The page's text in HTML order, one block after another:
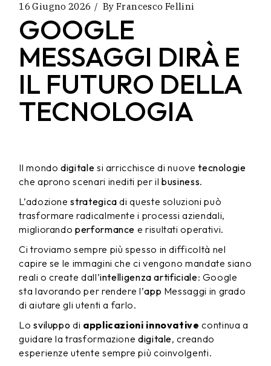
16 Giugno 2026 By Francesco Fellini
GOOGLE
MESSAGGI DIRÀ E
IL FUTURO DELLA
TECNOLOGIA
Il mondodigitale si arricchisce di nuovetecnologie
che aprono scenari inediti per ilbusiness.
L’adozionestrategica di queste soluzioni può
trasformare radicalmente i processi aziendali,
migliorandoperformance e risultati operativi.
Ci troviamo sempre più spesso in difficoltà nel
capire se le immagini che ci vengono mandate siano
reali o create dall’intelligenza artificiale: Google
sta lavorando per rendere l’app Messaggi in grado
di aiutare gli utenti a farlo.
Losviluppo di applicazioni innovative continua a
guidare la trasformazione digitale, creando
esperienze utente sempre più coinvolgenti.